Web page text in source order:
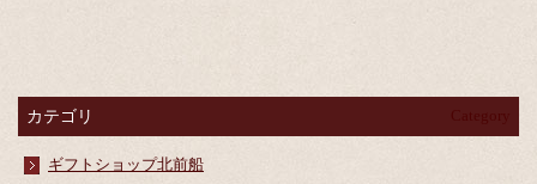
カテゴリ
ギフトショップ北前船